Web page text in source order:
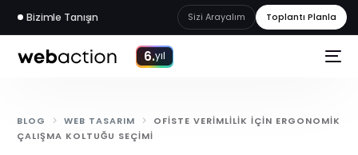
Bizimle Tanışın Sizi Arayalım Toplantı Planla
6.yıl
BLOG WEB TASARIM
OFISTE VERIMLILIK İÇIN ERGONOMIK
ÇALIŞMA KOLTUĞU SEÇIMI